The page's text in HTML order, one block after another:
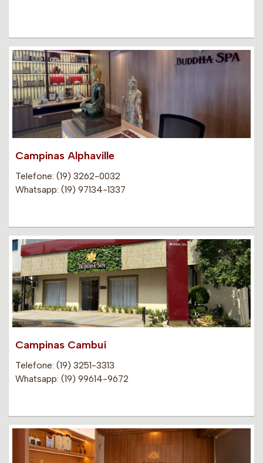
Campinas Alphaville
Telefone: (19) 3262-0032
Whatsapp: (19) 97134-1337
Campinas Cambuí
Telefone: (19) 3251-3313
Whatsapp: (19) 99614-9672